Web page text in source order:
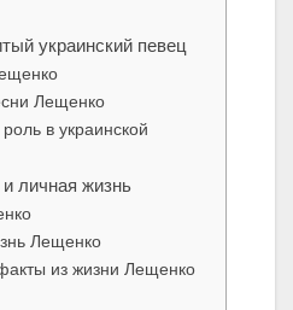
украинский певец
Лещенко
в украинской
личная жизнь
Лещенко
из жизни Лещенко